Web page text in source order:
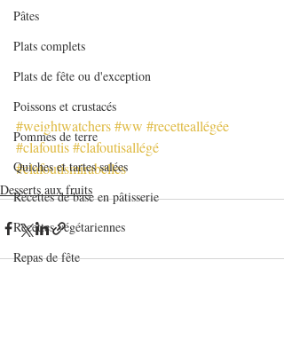
Pâtes
Plats complets
Plats de fête ou d'exception
Poissons et crustacés
Pommes de terre
Quiches et tartes salées
Recettes de base en pâtisserie
Recettes végétariennes
Repas de fête
#weightwatchers#ww #recetteallégée
#clafoutis#clafoutisallégé
#clafoutismirabelles
Desserts aux fruits